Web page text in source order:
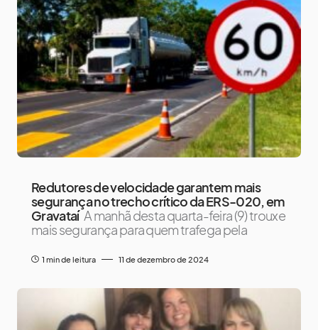
Redutores de velocidade garantem mais
segurança no trecho crítico da ERS-020, em
Gravataí A manhã desta quarta-feira (9) trouxe
mais segurança para quem trafega pela
1 min de leitura 11 de dezembro de 2024